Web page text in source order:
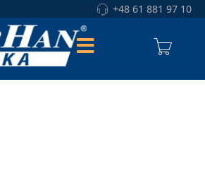
+48 61 881 97 10